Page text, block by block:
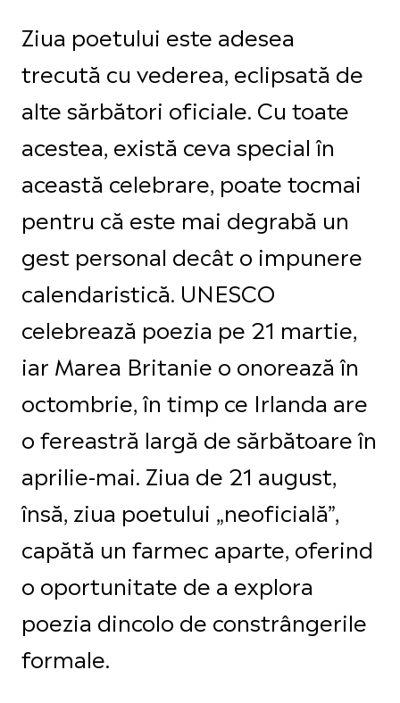
Ziua poetului este adesea
trecută cu vederea, eclipsată de
alte sărbători oficiale. Cu toate
acestea, există ceva special în
această celebrare, poate tocmai
pentru că este mai degrabă un
gest personal decât o impunere
calendaristică. UNESCO
celebrează poezia pe 21 martie,
iar Marea Britanie o onorează în
octombrie, în timp ce Irlanda are
o fereastră largă de sărbătoare în
aprilie-mai. Ziua de 21 august,
însă, ziua poetului „neoficială”,
capătă un farmec aparte, oferind
o oportunitate de a explora
poezia dincolo de constrângerile
formale.